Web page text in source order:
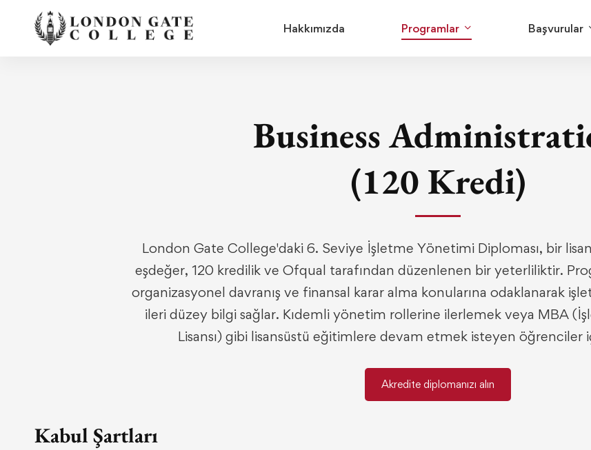
Hakkımızda Programlar Başvurular
Business
(120 Kredi)
London Gate College'daki 6. Seviye İşletme Yönetimi Diploması, bir
eşdeğer, 120 kredilik ve Ofqual tarafından düzenlenen bir yeterliliktir.
organizasyonel davranış ve finansal karar alma konularına odaklanarak
ileri düzey bilgi sağlar. Kıdemli yönetim rollerine ilerlemek veya MBA
Lisansı) gibi lisansüstü eğitimlere devam etmek isteyen öğrenciler
Akredite diplomanızı alın
Kabul Şartları